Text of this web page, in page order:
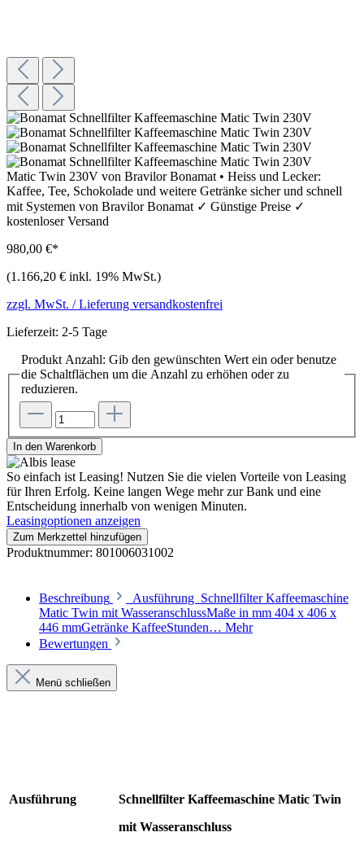
Matic Twin 230V von Bravilor Bonamat • Heiss und Lecker:
Kaffee, Tee, Schokolade und weitere Getränke sicher und schnell
mit Systemen von Bravilor Bonamat ✓ Günstige Preise ✓
kostenloser Versand
980,00 €*
(1.166,20 € inkl. 19% MwSt.)
zzgl. MwSt. / Lieferung versandkostenfrei
Lieferzeit: 2-5 Tage
Produkt Anzahl: Gib den gewünschten Wert ein oder benutze
die Schaltflächen um die Anzahl zu erhöhen oder zu
reduzieren.
In den Warenkorb
So einfach ist Leasing! Nutzen Sie die vielen Vorteile von Leasing
für Ihren Erfolg. Keine langen Wege mehr zur Bank und eine
Entscheidung innerhalb von wenigen Minuten.
Leasingoptionen anzeigen
Zum Merkzettel hinzufügen
Produktnummer: 801006031002
Beschreibung
Ausführung Schnellfilter Kaffeemaschine
Matic Twin mit WasseranschlussMaße in mm 404 x 406 x
446 mmGetränke KaffeeStunden… Mehr
Bewertungen
Menü schließen
Ausführung
Schnellfilter Kaffeemaschine Matic Twin
mit Wasseranschluss